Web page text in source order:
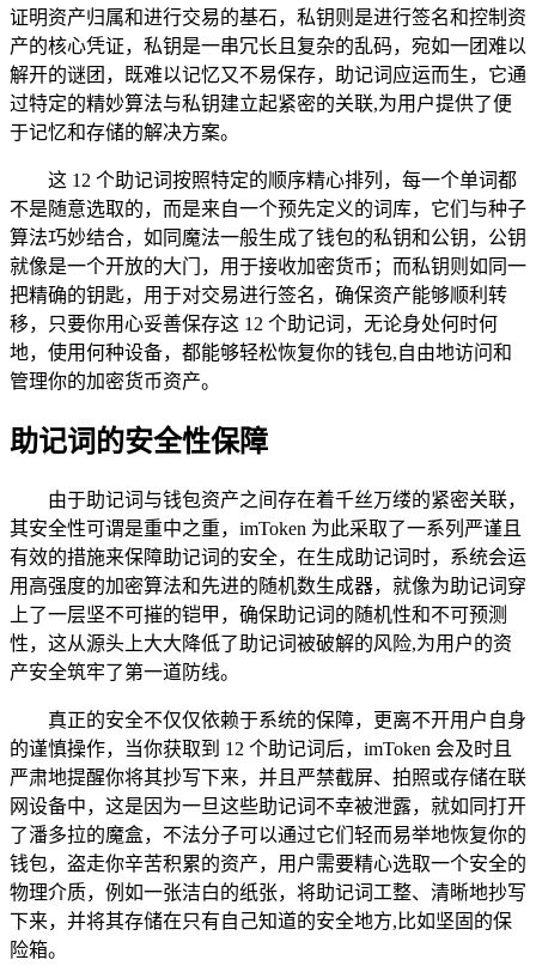
证明资产归属和进行交易的基石，私钥则是进行签名和控制资
产的核心凭证，私钥是一串冗长且复杂的乱码，宛如一团难以
解开的谜团，既难以记忆又不易保存，助记词应运而生，它通
过特定的精妙算法与私钥建立起紧密的关联,为用户提供了便
于记忆和存储的解决方案。
这 12 个助记词按照特定的顺序精心排列，每一个单词都
不是随意选取的，而是来自一个预先定义的词库，它们与种子
算法巧妙结合，如同魔法一般生成了钱包的私钥和公钥，公钥
就像是一个开放的大门，用于接收加密货币；而私钥则如同一
把精确的钥匙，用于对交易进行签名，确保资产能够顺利转
移，只要你用心妥善保存这 12 个助记词，无论身处何时何
地，使用何种设备，都能够轻松恢复你的钱包,自由地访问和
管理你的加密货币资产。
助记词的安全性保障
由于助记词与钱包资产之间存在着千丝万缕的紧密关联，
其安全性可谓是重中之重，imToken 为此采取了一系列严谨且
有效的措施来保障助记词的安全，在生成助记词时，系统会运
用高强度的加密算法和先进的随机数生成器，就像为助记词穿
上了一层坚不可摧的铠甲，确保助记词的随机性和不可预测
性，这从源头上大大降低了助记词被破解的风险,为用户的资
产安全筑牢了第一道防线。
真正的安全不仅仅依赖于系统的保障，更离不开用户自身
的谨慎操作，当你获取到 12 个助记词后，imToken 会及时且
严肃地提醒你将其抄写下来，并且严禁截屏、拍照或存储在联
网设备中，这是因为一旦这些助记词不幸被泄露，就如同打开
了潘多拉的魔盒，不法分子可以通过它们轻而易举地恢复你的
钱包，盗走你辛苦积累的资产，用户需要精心选取一个安全的
物理介质，例如一张洁白的纸张，将助记词工整、清晰地抄写
下来，并将其存储在只有自己知道的安全地方,比如坚固的保
险箱。